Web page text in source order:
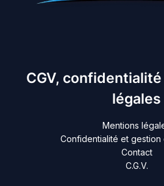
CGV,
légales
Mentions
Confidentialité et
Contact
C.G.V.